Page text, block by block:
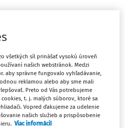
na
peňažnú
premiestnení
analýza českého a
sídla, ktoré možno
všetkých síl prinášať vysokú úroveň
našich webstránok. Medzi
aby správne fungovalo vyhľadávanie,
reklamou alebo aby sme mali
Preto od Vás potrebujeme
t. j. malých súborov, ktoré sa
Vopred ďakujeme za udelenie
našich služieb a prispôsobenie
Viac informácií